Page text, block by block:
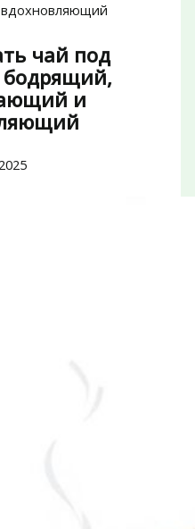
чай под
бодрящий,
и